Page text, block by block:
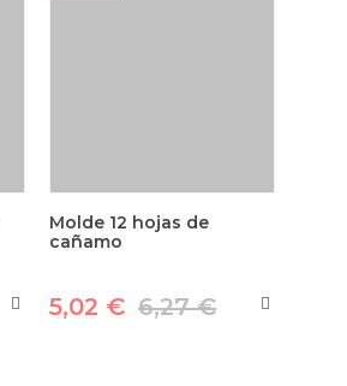
Molde 12 hojas de
cañamo
5,02 € 6,27 €